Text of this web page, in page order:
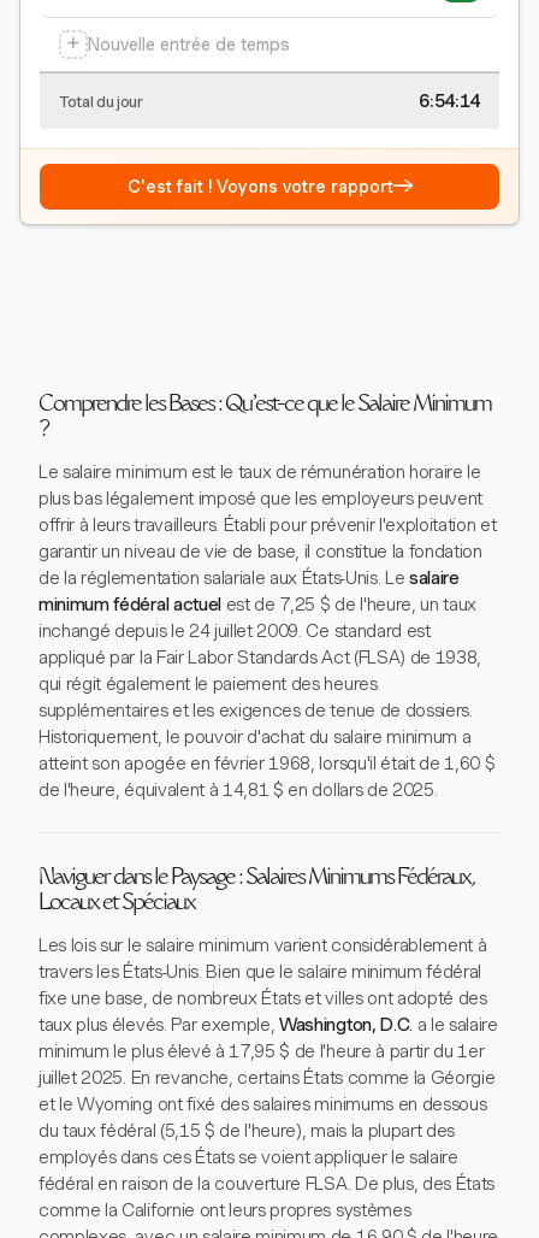
+ Nouvelle entrée de temps
Total du jour 6:54:15
C'est fait ! Voyons votre rapport→
Comprendre les Bases : Qu'est-ce que le Salaire Minimum
?
Le salaire minimum est le taux de rémunération horaire le
plus bas légalement imposé que les employeurs peuvent
offrir à leurs travailleurs. Établi pour prévenir l'exploitation et
garantir un niveau de vie de base, il constitue la fondation
de la réglementation salariale aux États-Unis. Le salaire
minimum fédéral actuelest de 7,25 $ de l'heure, un taux
inchangé depuis le 24 juillet 2009. Ce standard est
appliqué par la Fair Labor Standards Act (FLSA) de 1938,
qui régit également le paiement des heures
supplémentaires et les exigences de tenue de dossiers.
Historiquement, le pouvoir d'achat du salaire minimum a
atteint son apogée en février 1968, lorsqu'il était de 1,60 $
de l'heure, équivalent à 14,81 $ en dollars de 2025.
Naviguer dans le Paysage : Salaires Minimums Fédéraux,
Locaux et Spéciaux
Les lois sur le salaire minimum varient considérablement à
travers les États-Unis. Bien que le salaire minimum fédéral
fixe une base, de nombreux États et villes ont adopté des
taux plus élevés. Par exemple,Washington, D.C. a le salaire
minimum le plus élevé à 17,95 $ de l'heure à partir du 1er
juillet 2025. En revanche, certains États comme la Géorgie
et le Wyoming ont fixé des salaires minimums en dessous
du taux fédéral (5,15 $ de l'heure), mais la plupart des
employés dans ces États se voient appliquer le salaire
fédéral en raison de la couverture FLSA. De plus, des États
comme la Californie ont leurs propres systèmes